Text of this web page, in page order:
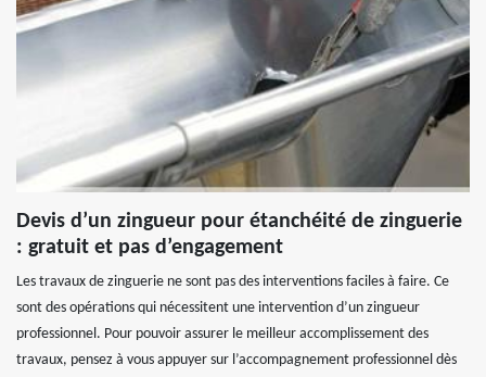
Devis d’un zingueur pour étanchéité de zinguerie
: gratuit et pas d’engagement
Les travaux de zinguerie ne sont pas des interventions faciles à faire. Ce
sont des opérations qui nécessitent une intervention d’un zingueur
professionnel. Pour pouvoir assurer le meilleur accomplissement des
travaux, pensez à vous appuyer sur l’accompagnement professionnel dès